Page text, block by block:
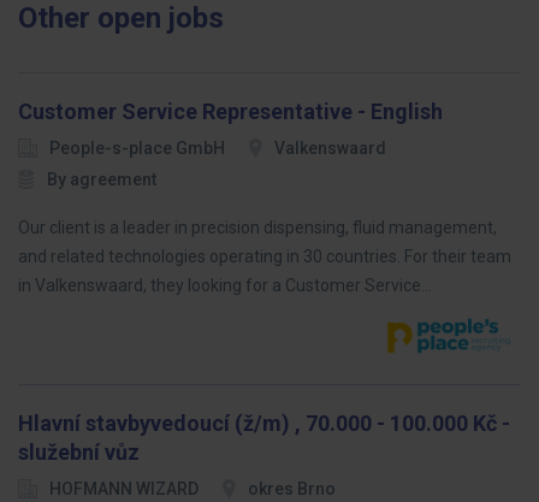
Other open jobs
Customer Service Representative - English
People-s-place GmbH
Valkenswaard
By agreement
Our client is a leader in precision dispensing, fluid management,
and related technologies operating in 30 countries. For their team
in Valkenswaard, they looking for a Customer Service…
Hlavní stavbyvedoucí (ž/m) , 70.000 - 100.000 Kč -
služební vůz
HOFMANN WIZARD
okres Brno